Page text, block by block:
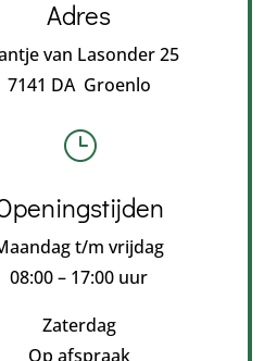
Adres
van Lasonder 25
7141 DA Groenlo
}
t/m vrijdag
08:00 – 17:00 uur
Zaterdag
Op afspraak